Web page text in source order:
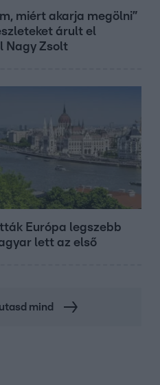
miért akarja megölni”
árult el
Nagy Zsolt
Európa legszebb
lett az első
mind